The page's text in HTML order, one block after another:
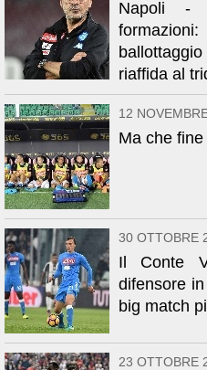
Napoli -
riaffida al
12
Ma che
30 OTTOBRE
Il Conte
difensore
big match
23 OTTOBRE